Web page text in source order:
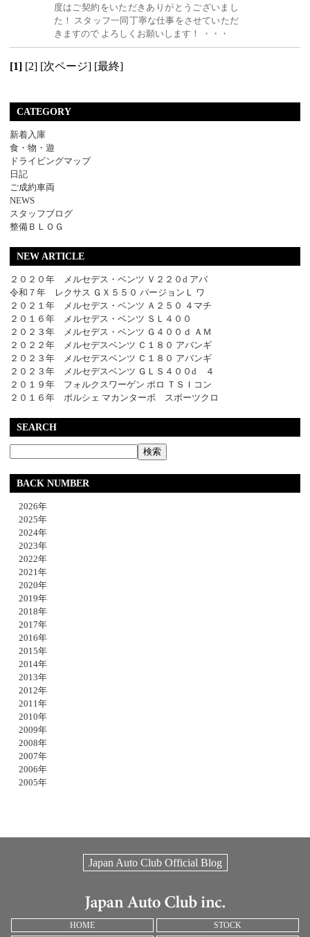
度はご契約をいただきありがとうございまし
た！ スタッフ一同丁寧な仕事をさせていただ
きますので よろしくお願いします！ ・・・
[1] [2] [次ページ] [最終]
CATEGORY
新着入庫
食・物・遊
ドライビングマップ
日記
ご成約車両
NEWS
スタッフブログ
整備ＢＬＯＧ
NEW ARTICLE
２０２０年 メルセデス・ベンツ Ｖ２２０d アバ
令和７年 レクサス ＧＸ５５０ バージョンＬ ワ
２０２１年 メルセデス・ベンツ Ａ２５０ ４マチ
２０１６年 メルセデス・ベンツ ＳＬ４００
２０２３年 メルセデス・ベンツ Ｇ４００ｄ ＡＭ
２０２２年 メルセデスベンツ Ｃ１８０ アバンギ
２０２３年 メルセデスベンツ Ｃ１８０ アバンギ
２０２３年 メルセデスベンツ ＧＬＳ４００d ４
２０１９年 フォルクスワーゲン ポロ ＴＳＩコン
２０１６年 ポルシェ マカンターボ スポーツクロ
SEARCH
BACK NUMBER
2026年
2025年
2024年
2023年
2022年
2021年
2020年
2019年
2018年
2017年
2016年
2015年
2014年
2013年
2012年
2011年
2010年
2009年
2008年
2007年
2006年
2005年
Japan Auto Club Official Blog
HOME STOCK